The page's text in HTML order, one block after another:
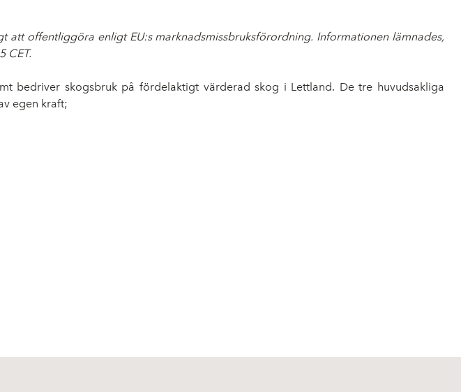
offentliggöra enligt EU:s marknadsmissbruksförordning. Informationen lämnades,
CET.
bedriver skogsbruk på fördelaktigt värderad skog i Lettland. De tre huvudsakliga
egen kraft;